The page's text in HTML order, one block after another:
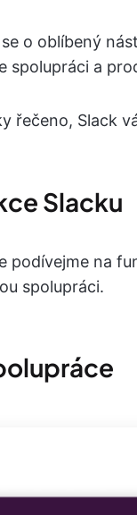
o oblíbený
spolupráci a
řečeno, Slack
Slacku
podívejme na
spolupráci.